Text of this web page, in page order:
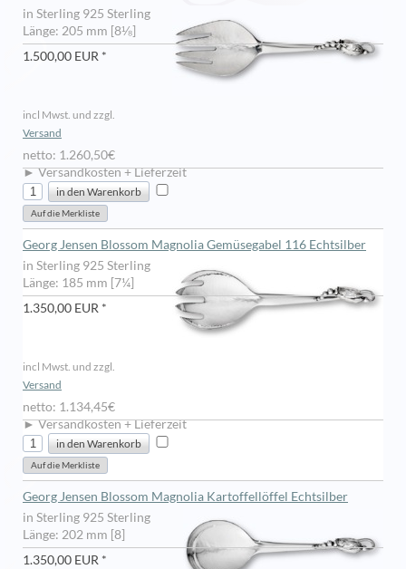
in Sterling 925 Sterling
Länge: 205 mm [8⅛]
1.500,00 EUR *
incl Mwst. und zzgl.
Versand
netto: 1.260,50€
► Versandkosten + Lieferzeit
Georg Jensen Blossom Magnolia Gemüsegabel 116 Echtsilber
in Sterling 925 Sterling
Länge: 185 mm [7¼]
1.350,00 EUR *
incl Mwst. und zzgl.
Versand
netto: 1.134,45€
► Versandkosten + Lieferzeit
Georg Jensen Blossom Magnolia Kartoffellöffel Echtsilber
in Sterling 925 Sterling
Länge: 202 mm [8]
1.350,00 EUR *